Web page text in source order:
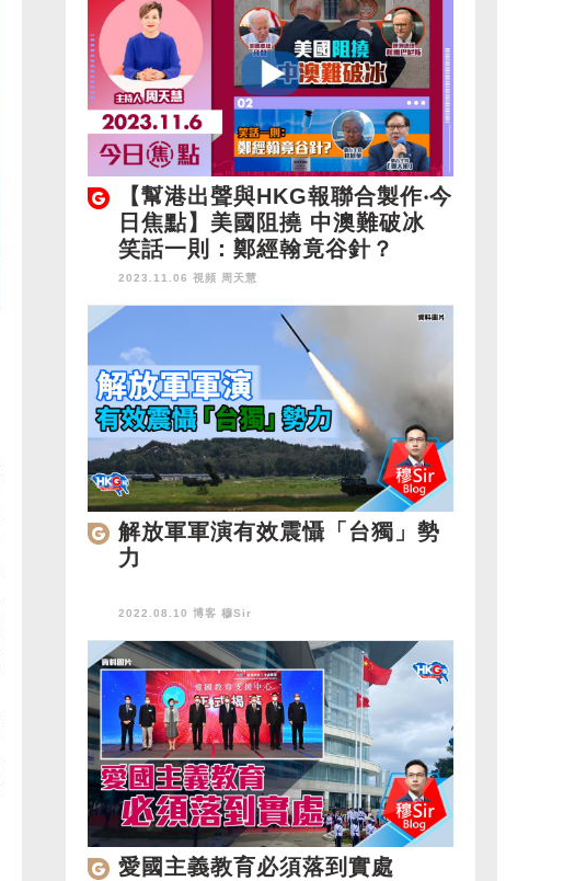
【幫港出聲與HKG報聯合製作‧今
日焦點】美國阻撓 中澳難破冰
笑話一則：鄭經翰竟谷針？
2023.11.06 視頻 周天慧
解放軍軍演有效震懾「台獨」勢
力
2022.08.10 博客 穆Sir
愛國主義教育必須落到實處